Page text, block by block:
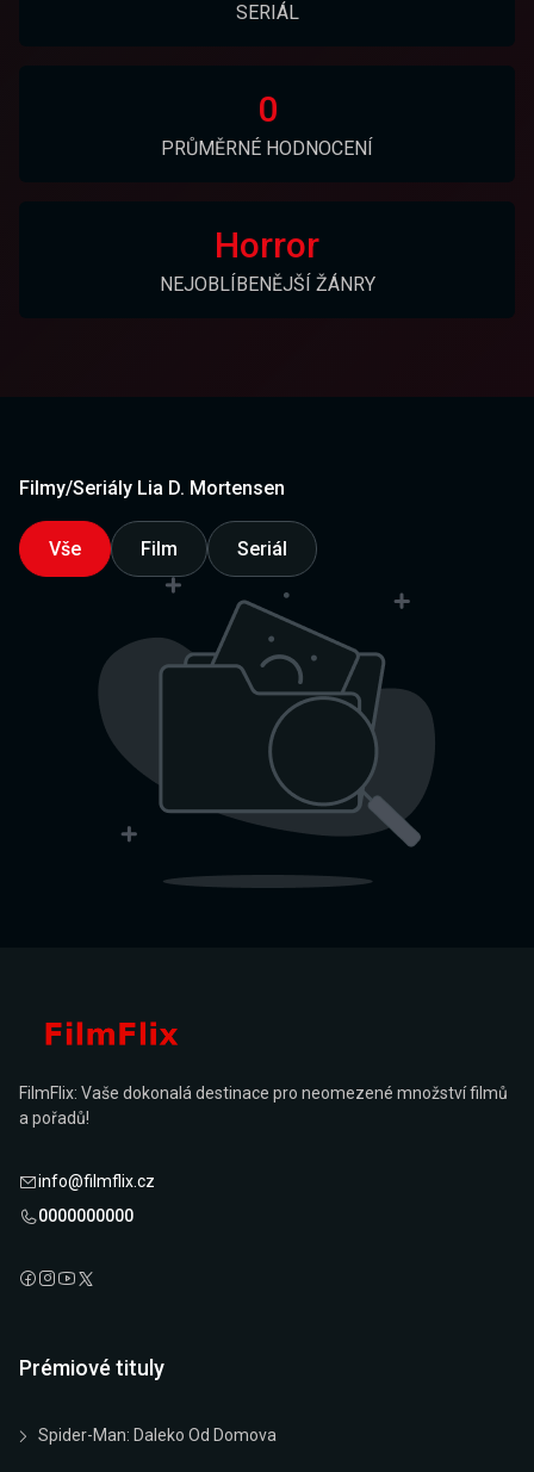
SERIÁL
0
PRŮMĚRNÉ HODNOCENÍ
Horror
NEJOBLÍBENĚJŠÍ ŽÁNRY
Filmy/Seriály Lia D. Mortensen
Vše Film Seriál
FilmFlix: Vaše dokonalá destinace pro neomezené množství filmů
a pořadů!
info@filmflix.cz
0000000000
Prémiové tituly
Spider-Man: Daleko Od Domova